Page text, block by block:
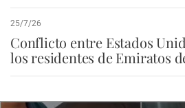
25/7/26
Conflicto entre Estados
los residentes de Emiratos